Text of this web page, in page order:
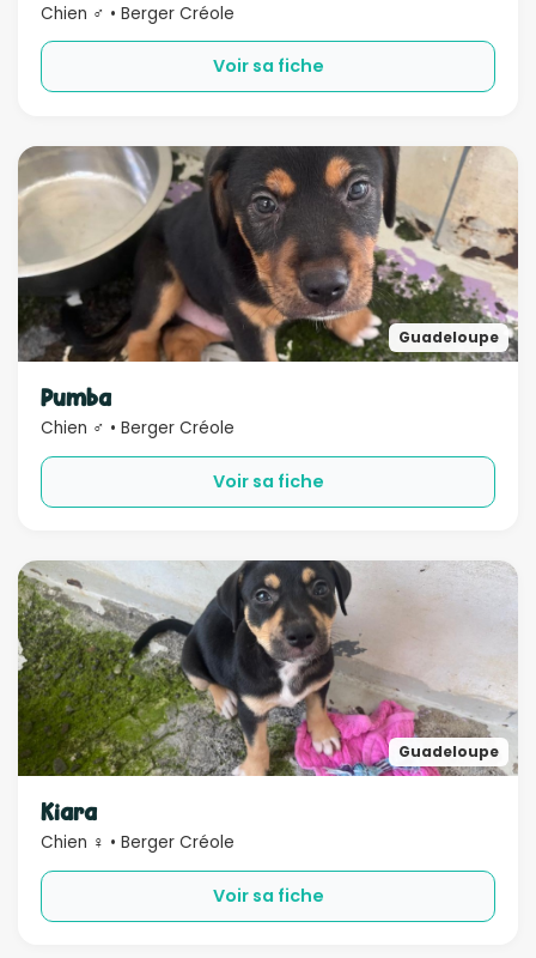
Chien ♂ • Berger Créole
Voir sa fiche
Guadeloupe
Pumba
Chien ♂ • Berger Créole
Voir sa fiche
Guadeloupe
Kiara
Chien ♀ • Berger Créole
Voir sa fiche